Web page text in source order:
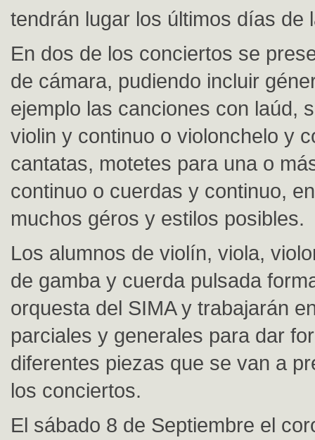
tendrán lugar los últimos días de
En dos de los conciertos se
de cámara, pudiendo incluir
ejemplo las canciones con laúd,
violin y continuo o violonchelo y
cantatas, motetes para una o
continuo o cuerdas y continuo,
muchos géros y estilos posibles.
Los alumnos de violín, viola,
de gamba y cuerda pulsada
orquesta del SIMA y trabajarán
parciales y generales para dar
diferentes piezas que se van a
los conciertos.
El sábado 8 de Septiembre el